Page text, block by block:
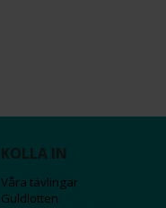
KOLLA IN
Våra tävlingar
Guldlotten